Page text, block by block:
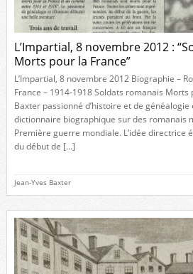
L’Impartial, 8 novembre 2012 :
Morts pour la France”
L’Impartial, 8 novembre 2012 Biographie –
France – 1914-1918 Soldats romanais Morts
Baxter passionné d’histoire et de
dictionnaire biographique sur des romanais
Première guerre mondiale. L’idée directrice
du début de […]
Jean-Yves Baxter